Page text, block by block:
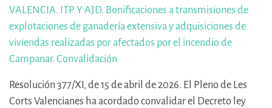
VALENCIA. ITP Y AJD. Bonificaciones a transmisiones de
explotaciones de ganadería extensiva y adquisiciones de
viviendas realizadas por afectados por el incendio de
Campanar. Convalidación
Resolución 377/XI, de 15 de abril de 2026. El Pleno de Les
Corts Valencianes ha acordado convalidar el Decreto ley